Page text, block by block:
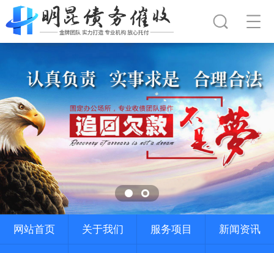
网站首页 关于我们 服务项目 新闻资讯